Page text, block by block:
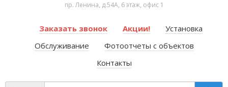
пр. Ленина, д.54А, 6 этаж, офис 1
Заказать звонок Акции!
Установка
Обслуживание
Фотоотчеты с объектов
Контакты